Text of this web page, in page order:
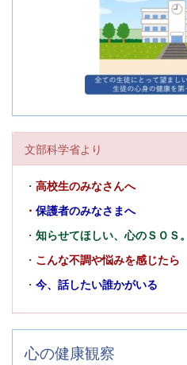
文部科学省より
・ 高校生のみなさんへ
・ 保護者のみなさまへ
・ 知らせてほしい、心のＳＯＳ。
・ こんな不調や悩みを感じたら
・ 今、話したい誰かがいる
心の健康観察